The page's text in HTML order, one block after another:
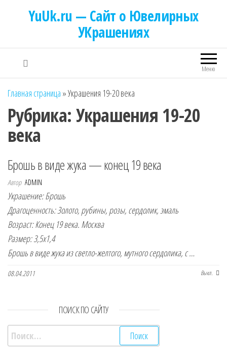
YuUk.ru — Сайт о Ювелирных
УКрашениях
Меню
Главная страница »Украшения 19-20 века
Рубрика: Украшения 19-20
века
Брошь в виде жука — конец 19 века
Автор ADMIN
Украшение: Брошь
Драгоценность: Золото, рубины, розы, сердолик, эмаль
Возраст: Конец 19 века. Москва
Размер: 3,5х1,4
Брошь в виде жука из светло-желтого, мутного сердолика, с …
08.04.2011 Выкл.
ПОИСК ПО САЙТУ
Найти: